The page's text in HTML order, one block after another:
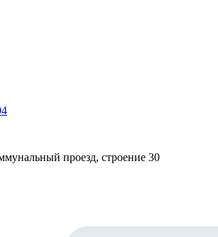
проезд, строение 30